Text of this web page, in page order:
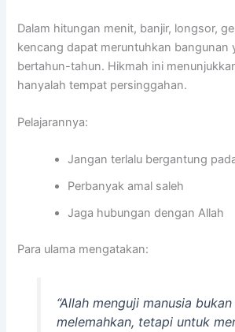
Dalam hitungan menit, banjir, longsor,
kencang dapat meruntuhkan bangunan
bertahun-tahun. Hikmah ini
hanyalah tempat persinggahan.
Pelajarannya:
Jangan terlalu bergantung
Perbanyak amal saleh
Jaga hubungan dengan Allah
Para ulama mengatakan:
“Allah menguji manusia
melemahkan, tetapi untuk